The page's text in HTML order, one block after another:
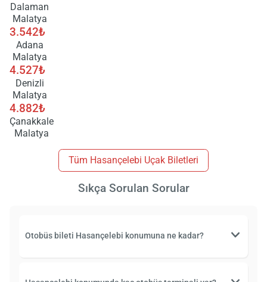
Dalaman
Malatya
3.542₺
Adana
Malatya
4.527₺
Denizli
Malatya
4.882₺
Çanakkale
Malatya
Tüm Hasançelebi Uçak Biletleri
Sıkça Sorulan Sorular
Otobüs bileti Hasançelebi konumuna ne kadar?